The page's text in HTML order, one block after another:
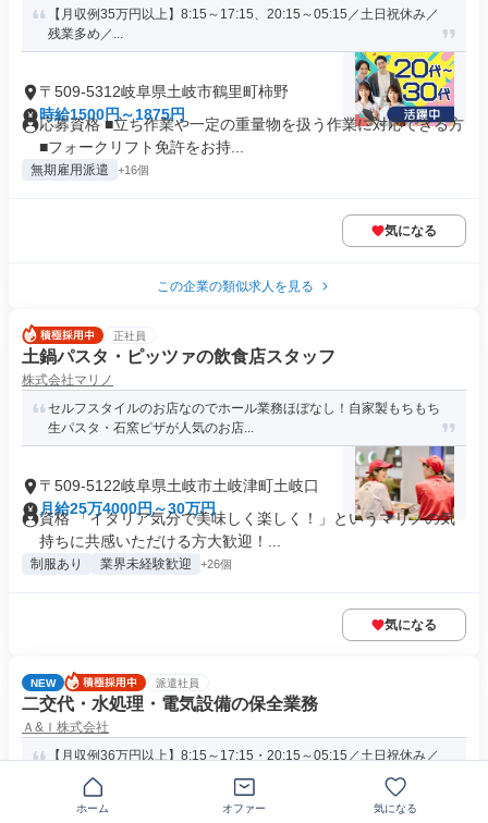
【月収例35万円以上】8:15～17:15、20:15～05:15／土日祝休み／
残業多め／...
〒509-5312岐阜県土岐市鶴里町柿野
時給1500円～1875円
応募資格 ■立ち作業や一定の重量物を扱う作業に対応できる方
■フォークリフト免許をお持...
無期雇用派遣 +16個
気になる
この企業の類似求人を見る
正社員
土鍋パスタ・ピッツァの飲食店スタッフ
株式会社マリノ
セルフスタイルのお店なのでホール業務ほぼなし！自家製もちもち
生パスタ・石窯ピザが人気のお店...
〒509-5122岐阜県土岐市土岐津町土岐口
月給25万4000円～30万円
資格 「イタリア気分で美味しく楽しく！」というマリノの気
持ちに共感いただける方大歓迎！...
制服あり 業界未経験歓迎 +26個
気になる
NEW 派遣社員
二交代・水処理・電気設備の保全業務
Ａ&Ｉ株式会社
【月収例36万円以上】8:15～17:15・20:15～05:15／土日祝休み／
残業月20...
ホーム オファー 気になる